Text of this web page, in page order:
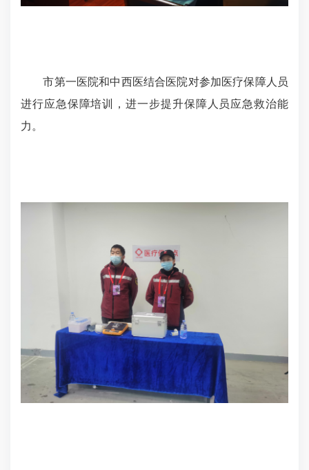
市第一医院和中西医结合医院对参加医疗保障人员
进行应急保障培训，进一步提升保障人员应急救治能
力。